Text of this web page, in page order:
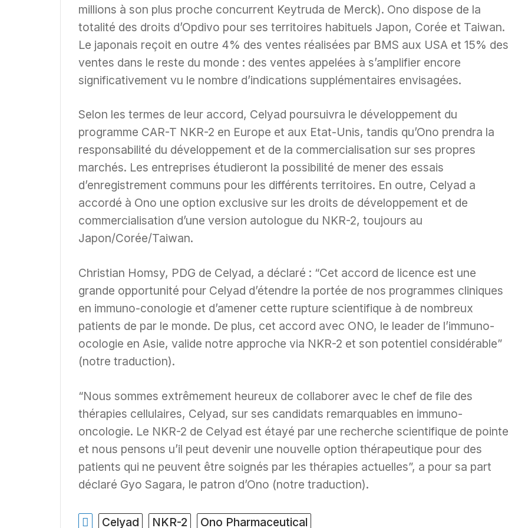
millions à son plus proche concurrent Keytruda de Merck). Ono dispose de la
totalité des droits d’Opdivo pour ses territoires habituels Japon, Corée et Taiwan.
Le japonais reçoit en outre 4% des ventes réalisées par BMS aux USA et 15% des
ventes dans le reste du monde : des ventes appelées à s’amplifier encore
significativement vu le nombre d’indications supplémentaires envisagées.
Selon les termes de leur accord, Celyad poursuivra le développement du
programme CAR-T NKR-2 en Europe et aux Etat-Unis, tandis qu’Ono prendra la
responsabilité du développement et de la commercialisation sur ses propres
marchés. Les entreprises étudieront la possibilité de mener des essais
d’enregistrement communs pour les différents territoires. En outre, Celyad a
accordé à Ono une option exclusive sur les droits de développement et de
commercialisation d’une version autologue du NKR-2, toujours au
Japon/Corée/Taiwan.
Christian Homsy, PDG de Celyad, a déclaré : “Cet accord de licence est une
grande opportunité pour Celyad d’étendre la portée de nos programmes cliniques
en immuno-conologie et d’amener cette rupture scientifique à de nombreux
patients de par le monde. De plus, cet accord avec ONO, le leader de l’immuno-
ocologie en Asie, valide notre approche via NKR-2 et son potentiel considérable”
(notre traduction).
“Nous sommes extrêmement heureux de collaborer avec le chef de file des
thérapies cellulaires, Celyad, sur ses candidats remarquables en immuno-
oncologie. Le NKR-2 de Celyad est étayé par une recherche scientifique de pointe
et nous pensons u’il peut devenir une nouvelle option thérapeutique pour des
patients qui ne peuvent être soignés par les thérapies actuelles”, a pour sa part
déclaré Gyo Sagara, le patron d’Ono (notre traduction).
Celyad NKR-2 Ono Pharmaceutical